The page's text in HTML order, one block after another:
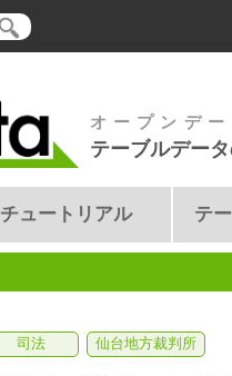
オープンデ
テーブルデー
チュートリアル テ
司法 仙台地方裁判所